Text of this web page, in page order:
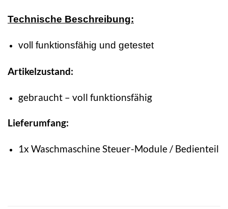
Technische Beschreibung:
voll funktionsfähig und getestet
Artikelzustand:
gebraucht – voll funktionsfähig
Lieferumfang:
1x Waschmaschine Steuer-Module / Bedienteil